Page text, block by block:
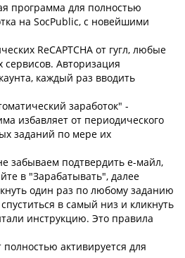
программа для полностью
на SocPublic, с новейшими
ReCAPTCHA от гугл, любые
сервисов. Авторизация
каждый раз вводить
заработок" -
избавляет от периодического
заданий по мере их
забываем подтвердить е-майл,
в "Зарабатывать", далее
один раз по любому заданию
в самый низ и кликнуть
инструкцию. Это правила
полностью активируется для